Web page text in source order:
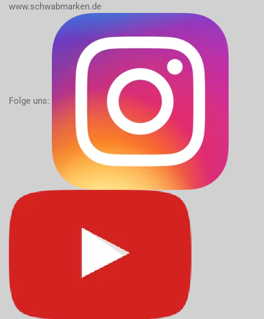
www.schwabmarken.de
Folge uns: